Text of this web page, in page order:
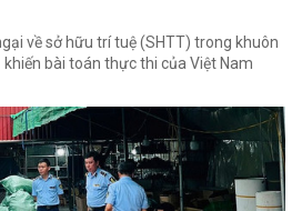
về sở hữu trí tuệ (SHTT) trong khuôn
bài toán thực thi của Việt Nam